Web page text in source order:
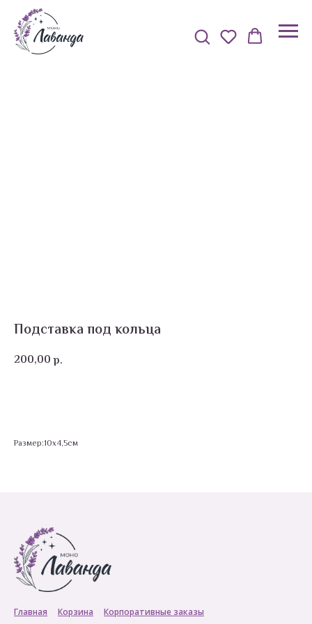
Подставка под кольца
200,00 р.
Размер:10х4,5см
Главная Корзина Корпоративные заказы